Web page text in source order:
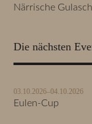
Närrische
Die nächsten
03.10.2026–04.10.2026
Eulen-Cup